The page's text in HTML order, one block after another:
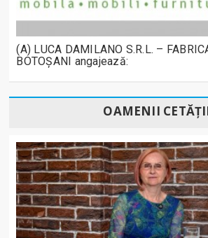
(A) LUCA DAMILANO S.R.L. –
BOTOȘANI angajează:
OAMENII